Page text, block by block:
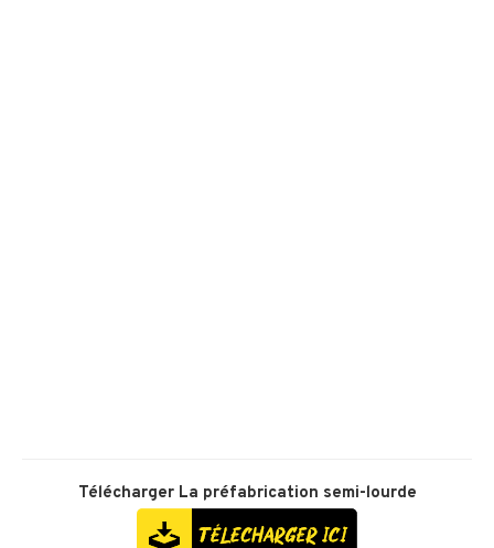
Télécharger La préfabrication semi-lourde